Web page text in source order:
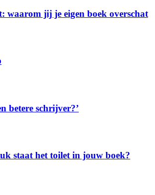
waarom jij je eigen boek overschat
betere schrijver?’
staat het toilet in jouw boek?